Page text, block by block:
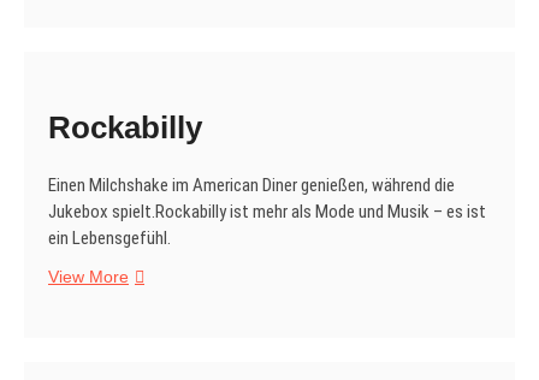
Rockabilly
Einen Milchshake im American Diner genießen, während die
Jukebox spielt.Rockabilly ist mehr als Mode und Musik – es ist
ein Lebensgefühl.
View MoreRockabilly